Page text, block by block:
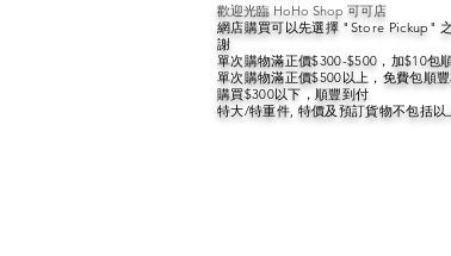
歡迎光臨 HoHo Shop 可可店
網店購買可以先選擇 "Store Pickup"
謝
單次購物滿正價$300-$500，加$10包
單次購物滿正價$500以上，免費包順
購買$300以下，順豐到付
特大/特重件, 特價及預訂貨物不包括以